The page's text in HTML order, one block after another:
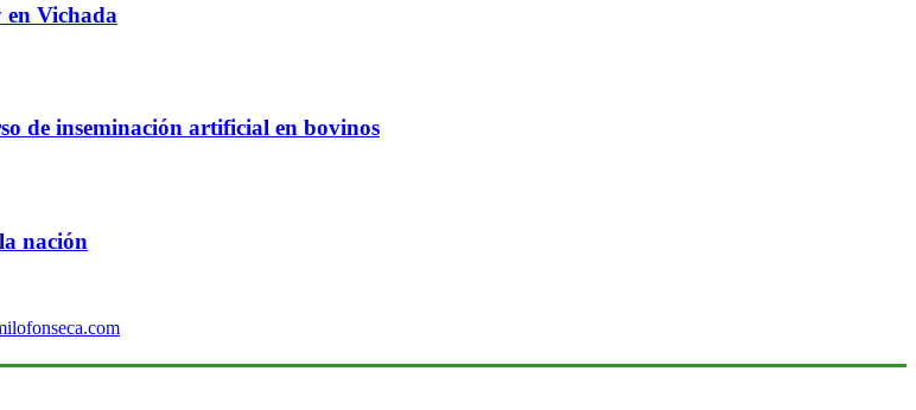
en Vichada
de inseminación artificial en bovinos
nación